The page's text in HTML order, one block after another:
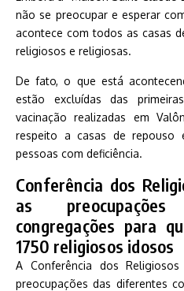
não se preocupar e esperar
acontece com todos as casas
religiosos e religiosas.
De fato, o que está
estão excluídas das
vacinação realizadas em
respeito a casas de repouso
pessoas com deficiência.
Conferência dos
as
congregações para
1750 religiosos idosos
A Conferência dos
preocupações das diferentes